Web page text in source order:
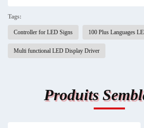
Tags:
Controller for LED Signs 100 Plus Languages
Multi functional LED Display Driver
Produits